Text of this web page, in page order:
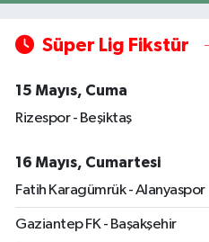
Süper Lig Fikstür
15 Mayıs, Cuma
Rizespor - Beşiktaş
16 Mayıs, Cumartesi
Fatih Karagümrük - Alanyaspor
Gaziantep FK - Başakşehir